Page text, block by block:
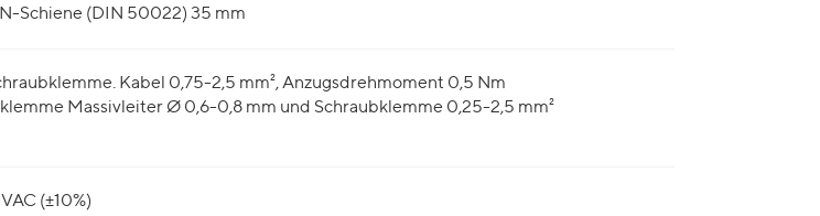
Schiene (DIN 50022) 35 mm
Kabel 0,75-2,5 mm², Anzugsdrehmoment 0,5 Nm
Massivleiter Ø 0,6-0,8 mm und Schraubklemme 0,25-2,5 mm²
(±10%)